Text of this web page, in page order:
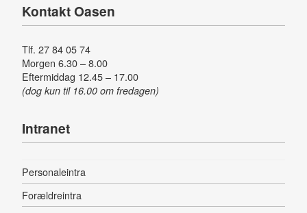
Kontakt Oasen
Tlf. 27 84 05 74
Morgen 6.30 – 8.00
Eftermiddag 12.45 – 17.00
(dog kun til 16.00 om fredagen)
Intranet
Personaleintra
Forældreintra